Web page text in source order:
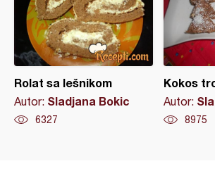
Rolat sa lešnikom
Autor: Sladjana Bokic
6327
Kokos
Autor:
8975